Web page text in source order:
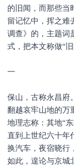
的旧闻，而那些当
留记忆中，挥之难
调查》的，主题词
式，把本文称做“
一
保山，古称永昌府
翻越哀牢山地的万
地理志称：其地“
直到上世纪六十年
换汽车，夜宿晓行
如此，遑论与京城